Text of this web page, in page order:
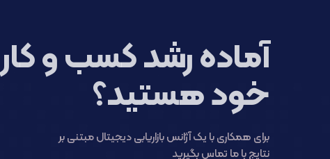
آماده رشد کسب و کار
خود هستید؟
برای همکاری با یک آژانس بازاریابی دیجیتال مبتنی بر
نتایج با ما تماس بگیرید